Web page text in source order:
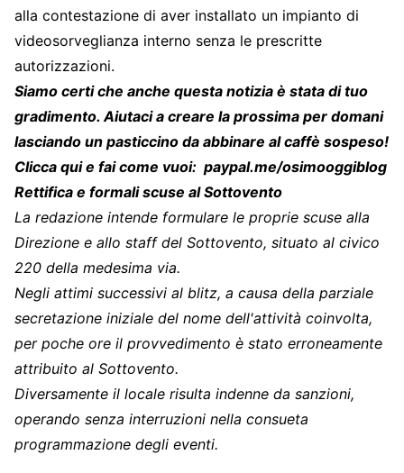
alla contestazione di aver installato un impianto di
videosorveglianza interno senza le prescritte
autorizzazioni.
Siamo certi che anche questa notizia è stata di tuo
gradimento. Aiutaci a creare la prossima per domani
lasciando un pasticcino da abbinare al caffè sospeso!
Clicca qui e fai come vuoi: paypal.me/osimooggiblog
Rettifica e formali scuse al Sottovento
La redazione intende formulare le proprie scuse alla
Direzione e allo staff del Sottovento, situato al civico
220 della medesima via.
Negli attimi successivi al blitz, a causa della parziale
secretazione iniziale del nome dell'attività coinvolta,
per poche ore il provvedimento è stato erroneamente
attribuito al Sottovento.
Diversamente il locale risulta indenne da sanzioni,
operando senza interruzioni nella consueta
programmazione degli eventi.